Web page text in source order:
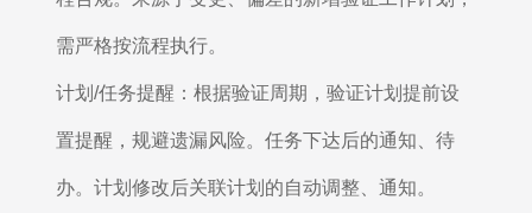
需严格按流程执行。
计划/任务提醒：根据验证周期，验证计划提前设
置提醒，规避遗漏风险。任务下达后的通知、待
办。计划修改后关联计划的自动调整、通知。